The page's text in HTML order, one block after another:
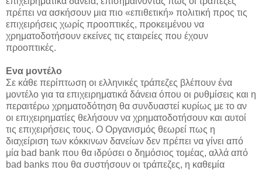
πρέπει να ασκήσουν μια πιο «επιθετική» πολιτική προς τις
επιχειρήσεις χωρίς προοπτικές, προκειμένου να
χρηματοδοτήσουν εκείνες τις εταιρείες που έχουν
προοπτικές.
Ενα μοντέλο
Σε κάθε περίπτωση οι ελληνικές τράπεζες βλέπουν ένα
μοντέλο για τα επιχειρηματικά δάνεια όπου οι ρυθμίσεις και η
περαιτέρω χρηματοδότηση θα συνδυαστεί κυρίως με το αν
οι επιχειρηματίες θελήσουν να χρηματοδοτήσουν και αυτοί
τις επιχειρήσεις τους. Ο Οργανισμός θεωρεί πως η
διαχείριση των κόκκινων δανείων δεν πρέπει να γίνει από
μία bad bank που θα ιδρύσει ο δημόσιος τομέας, αλλά από
bad banks που θα συστήσουν οι τράπεζες, η καθεμία